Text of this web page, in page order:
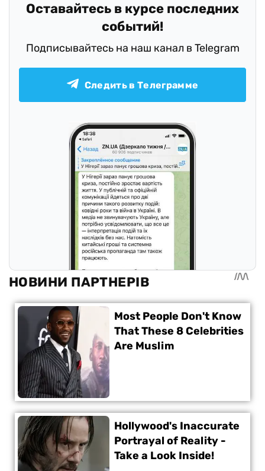
Оставайтесь в курсе последних
событий!
Подписывайтесь на наш канал в Telegram
Следить в Телеграмме